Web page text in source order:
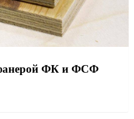
ФК и ФСФ